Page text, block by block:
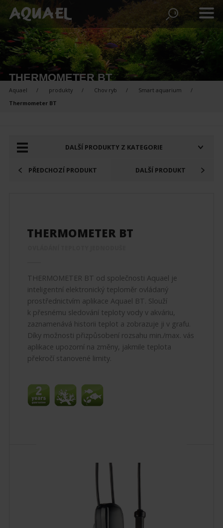
THERMOMETER BT
Aquael produkty Chov ryb
Smart aquarium
Thermometer BT
PRODUKTY K POROVNÁNÍ:
DALŠÍ PRODUKTY Z KATEGORIE
PŘEDCHOZÍ PRODUKT DALŠÍ PRODUKT
THERMOMETER BT
THERMOMETER BT od společnosti Aquael je
inteligentní elektronický teploměr ovládaný
prostřednictvím aplikace Aquael BT. Slouží
k přesnému sledování teploty vody v akváriu,
zaznamenává historii teplot a zobrazuje ji v grafu.
Díky možnosti přizpůsobení rozsahu min./max. vás
aplikace upozorní na změny, jakmile teplota
překročí stanovené limity.